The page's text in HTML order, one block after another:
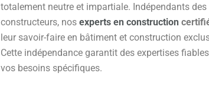
totalement neutre et impartiale. Indépendants
constructeurs, nos experts en construction
leur savoir-faire en bâtiment et construction
Cette indépendance garantit des expertises
vos besoins spécifiques.